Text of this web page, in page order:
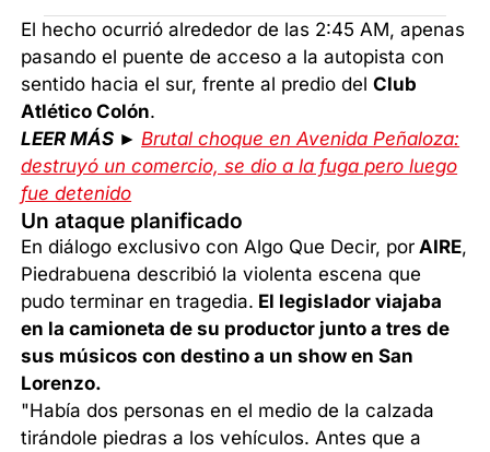
El hecho ocurrió alrededor de las 2:45 AM, apenas
pasando el puente de acceso a la autopista con
sentido hacia el sur, frente al predio delClub
Atlético Colón.
LEER MÁS ► Brutal choque en Avenida Peñaloza:
destruyó un comercio, se dio a la fuga pero luego
fue detenido
Un ataque planificado
En diálogo exclusivo con Algo Que Decir, por AIRE,
Piedrabuena describió la violenta escena que
pudo terminar en tragedia. El legislador viajaba
en la camioneta de su productor junto a tres de
sus músicos con destino a un show en San
Lorenzo.
"Había dos personas en el medio de la calzada
tirándole piedras a los vehículos. Antes que a